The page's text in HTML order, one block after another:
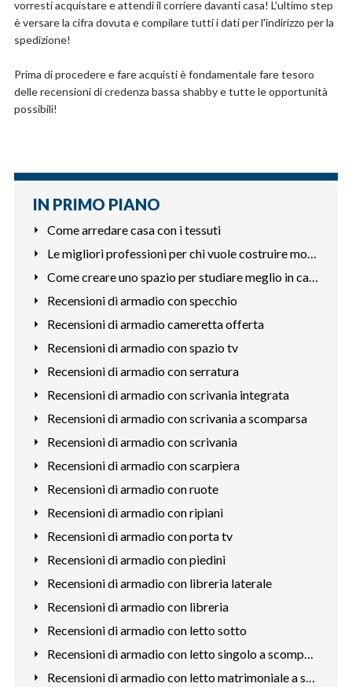
vorresti acquistare e attendi il corriere davanti casa! L'ultimo step
è versare la cifra dovuta e compilare tutti i dati per l'indirizzo per la
spedizione!
Prima di procedere e fare acquisti è fondamentale fare tesoro
delle recensioni di credenza bassa shabby e tutte le opportunità
possibili!
IN PRIMO PIANO
Come arredare casa con i tessuti
Le migliori professioni per chi vuole costruire mobili
Come creare uno spazio per studiare meglio in casa
Recensioni di armadio con specchio
Recensioni di armadio cameretta offerta
Recensioni di armadio con spazio tv
Recensioni di armadio con serratura
Recensioni di armadio con scrivania integrata
Recensioni di armadio con scrivania a scomparsa
Recensioni di armadio con scrivania
Recensioni di armadio con scarpiera
Recensioni di armadio con ruote
Recensioni di armadio con ripiani
Recensioni di armadio con porta tv
Recensioni di armadio con piedini
Recensioni di armadio con libreria laterale
Recensioni di armadio con libreria
Recensioni di armadio con letto sotto
Recensioni di armadio con letto singolo a scomparsa
Recensioni di armadio con letto matrimoniale a scomparsa